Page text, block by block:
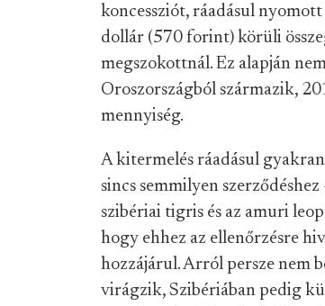
koncessziót, ráadásul
dollár (570 forint) körüli
megszokottnál. Ez alapján
Oroszországból származik,
mennyiség.
A kitermelés ráadásul
sincs semmilyen
szibériai tigris és az amuri
hogy ehhez az ellenőrzésre
hozzájárul. Arról persze nem
virágzik, Szibériában pedig